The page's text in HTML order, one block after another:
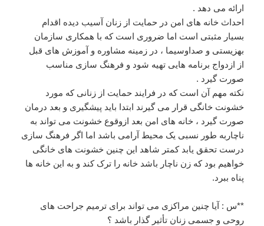
ارائه می دهد .
احداث خانه های امن در حمایت از زنان آسیب دیده اقدام
بسیار مثبتی است اما ضروری است که با همکاری سازمان
بهزیستی و صداوسیما ، در زمینه مشاوره و آموزش های قبل
از ازدواج برنامه هایی تهیه شود و فرهنگ سازی مناسب
صورت گیرد .
نکته مهم آن است که در فرایند حمایت از زنانی که مورد
خشونت خانگی قرار می گیرند ابتدا باید پیشگیری و بعد درمان
صورت گیرد ، خانه های امن بعد ازوقوع خشونت می تواند به
ناچاربه طور نسبی یک محیط آرامی باشد اما اگر فرهنگ سازی
درست تحقق یابد کمتر شاهد این چنین خشونت های خانگی
خواهیم بود که زن ناچار باشد خانه را ترک کند و به این خانه ها
پناه ببرد.
**س : آیا چنین مراکزی می تواند برای ترمیم جراحت های
روحی و جسمی زنان تأثیر گذار باشد ؟